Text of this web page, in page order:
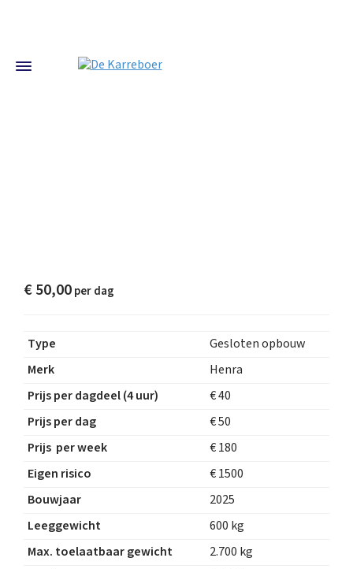
€50,00
Type
Gesloten opbouw
Merk
Henra
Prijs per dagdeel (4 uur)
€ 40
Prijs per dag
€ 50
Prijs per week
€ 180
Eigen risico
€ 1500
Bouwjaar
2025
Leeggewicht
600 kg
Max. toelaatbaar gewicht
2.700 kg